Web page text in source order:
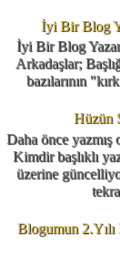
İyi Bir Blog
İyi Bir Blog
Arkadaşlar;
bazılarının
Hüzün
Daha önce yazmış
Kimdir başlıklı
üzerine
Blogumun